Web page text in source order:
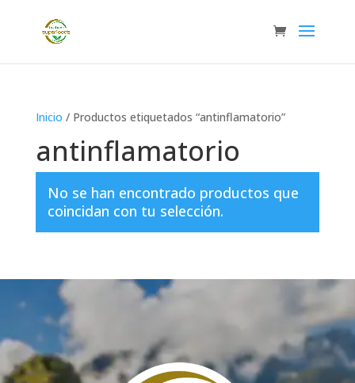
Inicio / Productos etiquetados “antinflamatorio”
antinflamatorio
No se han encontrado productos que
coincidan con tu selección.